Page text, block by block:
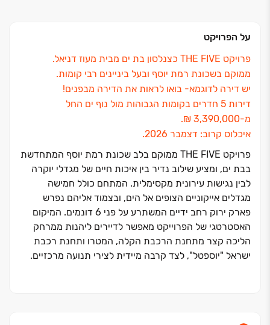
על הפרויקט
פרויקט THE FIVE כצנלסון בת ים מבית מעוז דניאל.
ממוקם בשכונת רמת יוסף ובעל ביניינים רבי קומות.
יש דירה לדוגמא- בואו לראות את הדירה מבפנים!
דירות ‏5 חדרים בקומות הגבוהות מול נוף ים החל
מ‏-‏3,390,000 ‏₪.
איכלוס קרוב: דצמבר ‏2026.
פרויקט THE FIVE ממוקם בלב שכונת רמת יוסף המתחדשת
בבת ים, ומציע שילוב נדיר בין איכות חיים של מגדלי יוקרה
לבין נגישות עירונית מקסימלית. המתחם כולל חמישה
מגדלים אייקוניים הצופים אל הים, ובצמוד אליהם נפרש
פארק ירוק רחב ידיים המשתרע על פני ‏6 דונמים. המיקום
האסטרטגי של הפרוייקט מאפשר לדיירים ליהנות ממרחק
הליכה קצר מתחנת הרכבת הקלה, המטרו ותחנת רכבת
ישראל "יוספטל", לצד קרבה מיידית לצירי תנועה מרכזיים.